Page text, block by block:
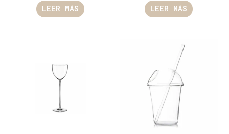
LEER MÁS LEER MÁS